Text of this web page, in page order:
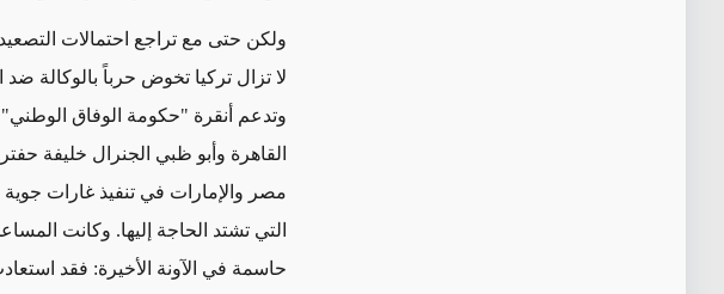
ولكن حتى مع تراجع احتمالات
لا تزال تركيا تخوض حرباً بالوكالة
وتدعم أنقرة "حكومة الوفاق
القاهرة وأبو ظبي الجنرال خليفة
مصر والإمارات في تنفيذ غارات
التي تشتد الحاجة إليها. وكانت
حاسمة في الآونة الأخيرة: فقد